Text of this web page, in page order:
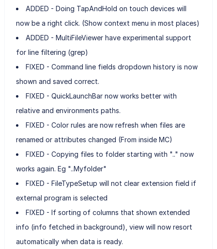
ADDED - Doing TapAndHold on touch devices will
now be a right click. (Show context menu in most places)
ADDED - MultiFileViewer have experimental support
for line filtering (grep)
FIXED - Command line fields dropdown history is now
shown and saved correct.
FIXED - QuickLaunchBar now works better with
relative and environments paths.
FIXED - Color rules are now refresh when files are
renamed or attributes changed (From inside MC)
FIXED - Copying files to folder starting with ".." now
works again. Eg "..Myfolder"
FIXED - FileTypeSetup will not clear extension field if
external program is selected
FIXED - If sorting of columns that shown extended
info (info fetched in background), view will now resort
automatically when data is ready.